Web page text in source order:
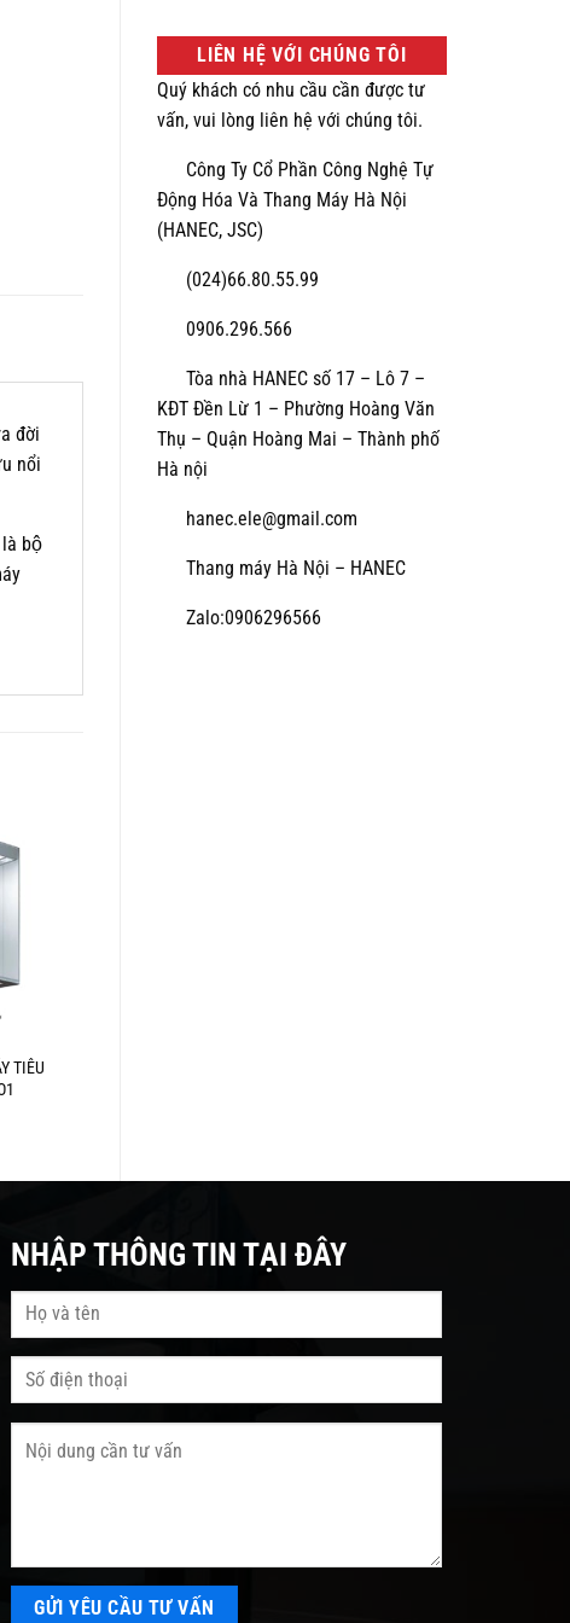
LIÊN HỆ VỚI CHÚNG TÔI
Quý khách có nhu cầu cần được tư
vấn, vui lòng liên hệ với chúng tôi.
Công Ty Cổ Phần Công Nghệ Tự
Động Hóa Và Thang Máy Hà Nội
(HANEC, JSC)
(024)66.80.55.99
0906.296.566
Tòa nhà HANEC số 17 – Lô 7 –
KĐT Đền Lừ 1 – Phường Hoàng Văn
Thụ – Quận Hoàng Mai – Thành phố
Hà nội
hanec.ele@gmail.com
Thang máy Hà Nội – HANEC
Zalo:0906296566
đời
nổi
bộ
TIÊU
NHẬP THÔNG TIN TẠI ĐÂY